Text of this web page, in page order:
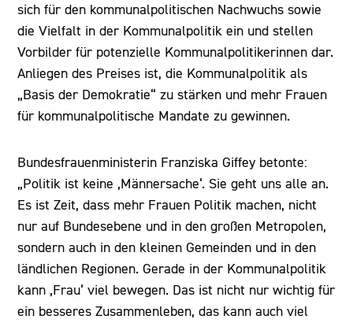
sich für den kommunalpolitischen Nachwuchs sowie
die Vielfalt in der Kommunalpolitik ein und stellen
Vorbilder für potenzielle Kommunalpolitikerinnen dar.
Anliegen des Preises ist, die Kommunalpolitik als
„Basis der Demokratie“ zu stärken und mehr Frauen
für kommunalpolitische Mandate zu gewinnen.
Bundesfrauenministerin Franziska Giffey betonte:
„Politik ist keine ‚Männersache‘. Sie geht uns alle an.
Es ist Zeit, dass mehr Frauen Politik machen, nicht
nur auf Bundesebene und in den großen Metropolen,
sondern auch in den kleinen Gemeinden und in den
ländlichen Regionen. Gerade in der Kommunalpolitik
kann ‚Frau‘ viel bewegen. Das ist nicht nur wichtig für
ein besseres Zusammenleben, das kann auch viel